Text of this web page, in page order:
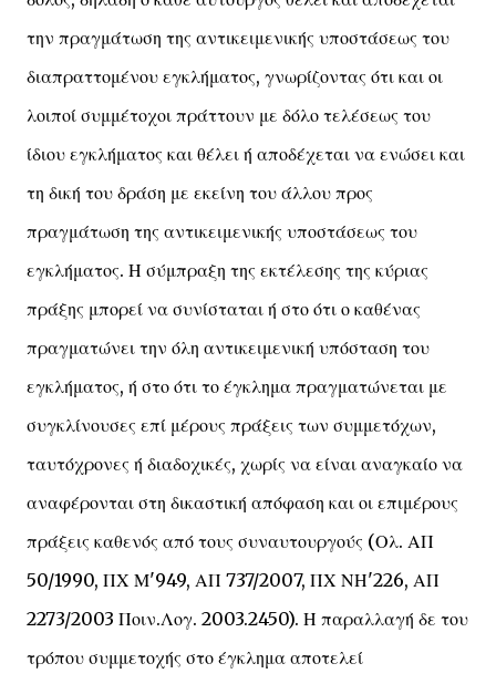
την πραγμάτωση της αντικειμενικής υποστάσεως του
διαπραττομένου εγκλήματος, γνωρίζοντας ότι και οι
λοιποί συμμέτοχοι πράττουν με δόλο τελέσεως του
ίδιου εγκλήματος και θέλει ή αποδέχεται να ενώσει και
τη δική του δράση με εκείνη του άλλου προς
πραγμάτωση της αντικειμενικής υποστάσεως του
εγκλήματος. Η σύμπραξη της εκτέλεσης της κύριας
πράξης μπορεί να συνίσταται ή στο ότι ο καθένας
πραγματώνει την όλη αντικειμενική υπόσταση του
εγκλήματος, ή στο ότι το έγκλημα πραγματώνεται με
συγκλίνουσες επί μέρους πράξεις των συμμετόχων,
ταυτόχρονες ή διαδοχικές, χωρίς να είναι αναγκαίο να
αναφέρονται στη δικαστική απόφαση και οι επιμέρους
πράξεις καθενός από τους συναυτουργούς (Ολ. ΑΠ
50/1990, ΠΧ Μ'949, ΑΠ 737/2007, ΠΧ ΝΗ'226, ΑΠ
2273/2003 Ποιν.Λογ. 2003.2450). Η παραλλαγή δε του
τρόπου συμμετοχής στο έγκλημα αποτελεί